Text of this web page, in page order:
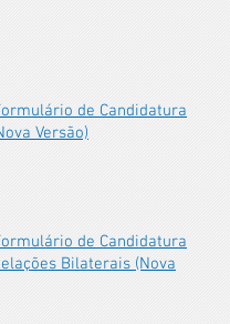
de Candidatura
Versão)
de Candidatura
Bilaterais (Nova